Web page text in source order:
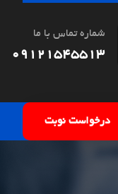
شماره تماس با ما
09121545513
درخواست نوبت